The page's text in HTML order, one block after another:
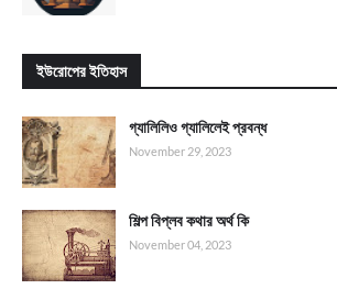
ইউরোপের ইতিহাস
গ্যালিলিও গ্যালিলেই প্রবন্ধ
November 29, 2023
শিল্প বিপ্লব কথার অর্থ কি
November 04, 2023